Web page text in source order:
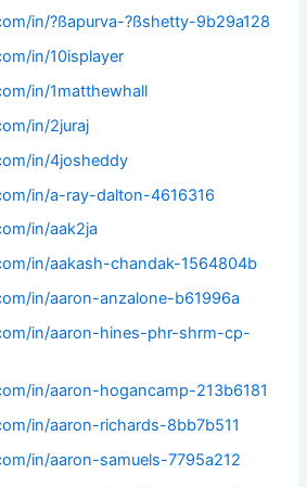
in/?ßapurva-?ßshetty-9b29a128
in/10isplayer
in/1matthewhall
in/2juraj
in/4josheddy
in/a-ray-dalton-4616316
in/aak2ja
in/aakash-chandak-1564804b
in/aaron-anzalone-b61996a
in/aaron-hines-phr-shrm-cp-
in/aaron-hogancamp-213b6181
in/aaron-richards-8bb7b511
in/aaron-samuels-7795a212